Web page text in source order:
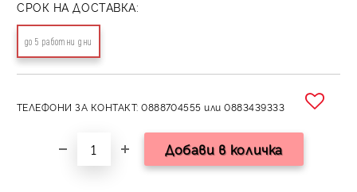
СРОК НА ДОСТАВКА:
до 5 работни дни
ТЕЛЕФОНИ ЗА КОНТАКТ: 0888704555 или 0883439333